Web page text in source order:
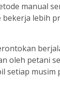
manual
bekerja lebih
oleh petani
setiap musim